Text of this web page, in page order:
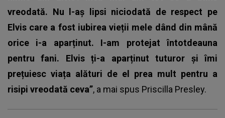
vreodată. Nu l-aș lipsi niciodată de respect pe
Elvis care a fost iubirea vieții mele dând din mână
orice i-a aparținut. I-am protejat întotdeauna
pentru fani. Elvis ți-a aparținut tuturor și îmi
prețuiesc viața alături de el prea mult pentru a
risipi vreodată ceva”, a mai spus Priscilla Presley.